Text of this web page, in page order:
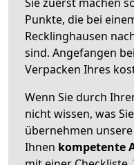
Punkte, die bei
Recklinghausen
sind. Angefangen
Verpacken Ihres
Wenn Sie durch
nicht wissen, was
übernehmen
Ihnen kompetente